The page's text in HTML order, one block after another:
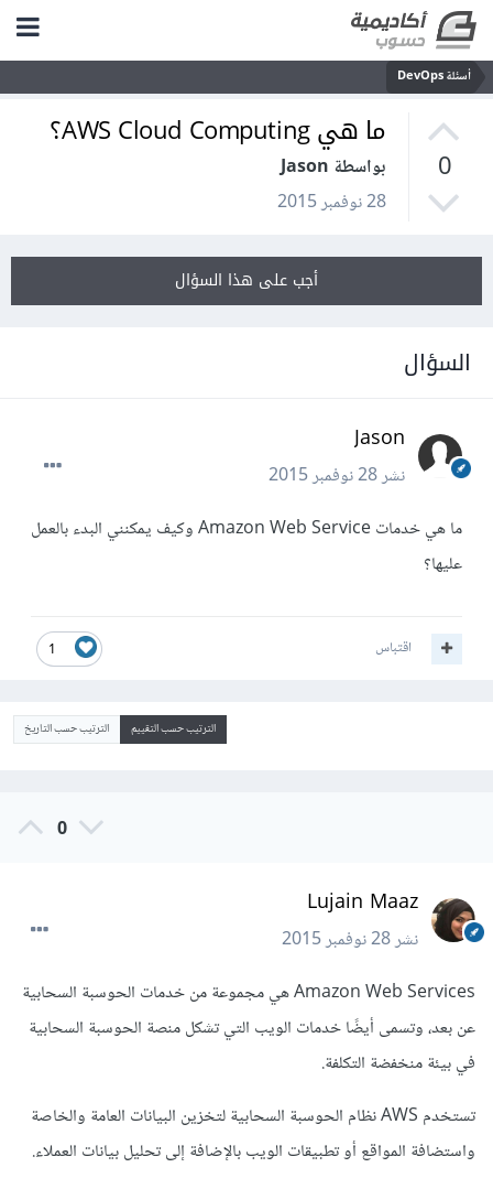
أسئلة DevOps
0
ما هي AWS Cloud Computing؟
بواسطة Jason
28 نوفمبر 2015
أجب على هذا السؤال
السؤال
Jason
نشر28 نوفمبر 2015
ما هي خدمات Amazon Web Service وكيف يمكنني البدء بالعمل
عليها؟
1 اقتباس
الترتيب حسب التقييم الترتيب حسب التاريخ
0
Lujain Maaz
نشر28 نوفمبر 2015
Amazon Web Services هي مجموعة من خدمات الحوسبة السحابية
عن بعد، وتسمى أيضًا خدمات الويب التي تشكل منصة الحوسبة السحابية
في بيئة منخفضة التكلفة.
تستخدم AWS نظام الحوسبة السحابية لتخزين البيانات العامة والخاصة
واستضافة المواقع أو تطبيقات الويب بالإضافة إلى تحليل بيانات العملاء.